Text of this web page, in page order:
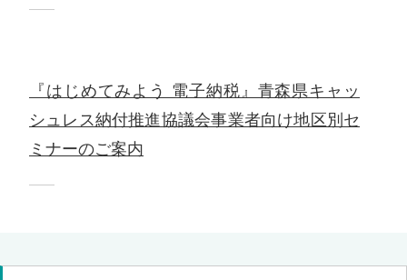
『はじめてみよう 電子納税』青森県キャッ
シュレス納付推進協議会事業者向け地区別セ
ミナーのご案内